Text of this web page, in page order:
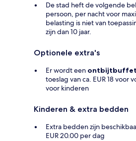
De stad heft de volgende
persoon, per nacht voor
belasting is niet van
zijn dan 10 jaar.
Optionele extra's
Er wordt een ontbijtbuffet
toeslag van ca. EUR 18 voor
voor kinderen
Kinderen & extra bedden
Extra bedden zijn
EUR 20.00 per dag